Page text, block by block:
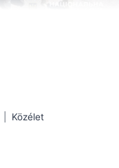
Közélet